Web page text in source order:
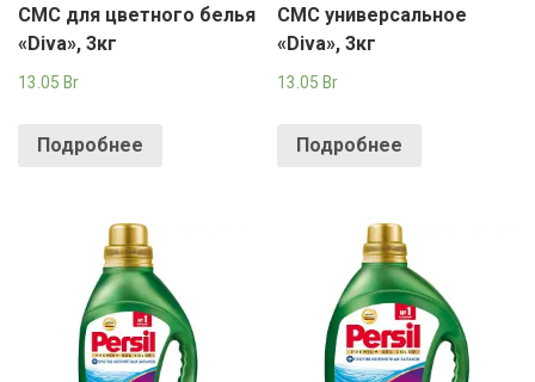
СМС для цветного белья
«Diva», 3кг
13.05 Br
Подробнее
СМС универсальное
«Diva», 3кг
13.05 Br
Подробнее